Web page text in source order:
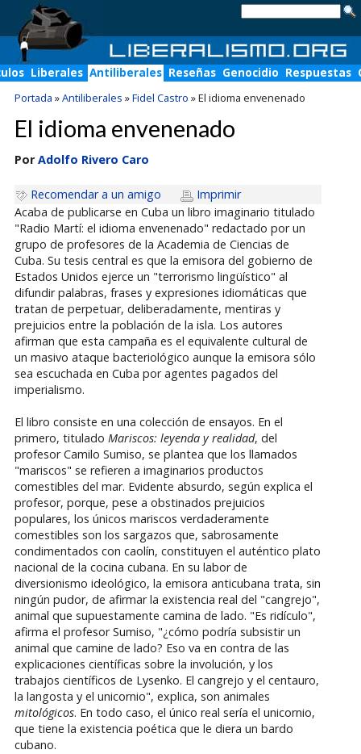
Liberales Antiliberales Reseñas Genocidio Respuestas
Portada »Antiliberales »Fidel Castro »El idioma envenenado
El idioma envenenado
PorAdolfo Rivero Caro
Recomendar a un amigo
Imprimir
Acaba de publicarse en Cuba un libro imaginario titulado
"Radio Martí: el idioma envenenado" redactado por un
grupo de profesores de la Academia de Ciencias de
Cuba. Su tesis central es que la emisora del gobierno de
Estados Unidos ejerce un "terrorismo lingüístico" al
difundir palabras, frases y expresiones idiomáticas que
tratan de perpetuar, deliberadamente, mentiras y
prejuicios entre la población de la isla. Los autores
afirman que esta campaña es el equivalente cultural de
un masivo ataque bacteriológico aunque la emisora sólo
sea escuchada en Cuba por agentes pagados del
imperialismo.
El libro consiste en una colección de ensayos. En el
primero, titulado Mariscos: leyenda y realidad, del
profesor Camilo Sumiso, se plantea que los llamados
"mariscos" se refieren a imaginarios productos
comestibles del mar. Evidente absurdo, según explica el
profesor, porque, pese a obstinados prejuicios
populares, los únicos mariscos verdaderamente
comestibles son los sargazos que, sabrosamente
condimentados con caolín, constituyen el auténtico plato
nacional de la cocina cubana. En su labor de
diversionismo ideológico, la emisora anticubana trata, sin
ningún pudor, de afirmar la existencia real del "cangrejo",
animal que supuestamente camina de lado. "Es ridículo",
afirma el profesor Sumiso, "¿cómo podría subsistir un
animal que camine de lado? Eso va en contra de las
explicaciones científicas sobre la involución, y los
trabajos científicos de Lysenko. El cangrejo y el centauro,
la langosta y el unicornio", explica, son animales
mitológicos. En todo caso, el único real sería el unicornio,
que tiene la existencia poética que le diera un bardo
cubano.